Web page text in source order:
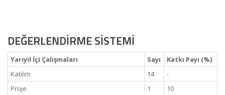
DEĞERLENDİRME SİSTEMİ
Yarıyıl İçi Çalışmaları Sayı
Katkı Payı (%)
Katılım
14
-
Proje
1
10